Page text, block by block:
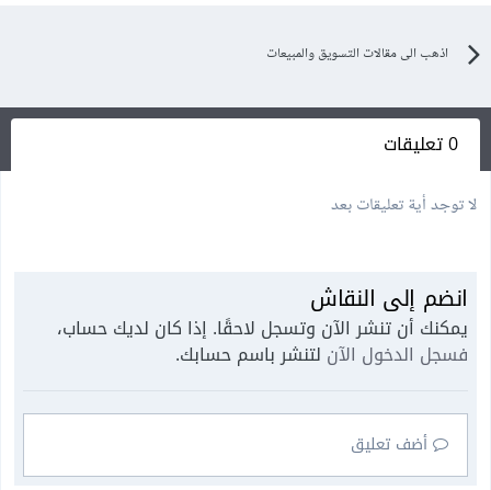
اذهب الى مقالات التسويق والمبيعات
0 تعليقات
لا توجد أية تعليقات بعد
انضم إلى النقاش
يمكنك أن تنشر الآن وتسجل لاحقًا. إذا كان لديك حساب،
فسجل الدخول الآن لتنشر باسم حسابك.
أضف تعليق